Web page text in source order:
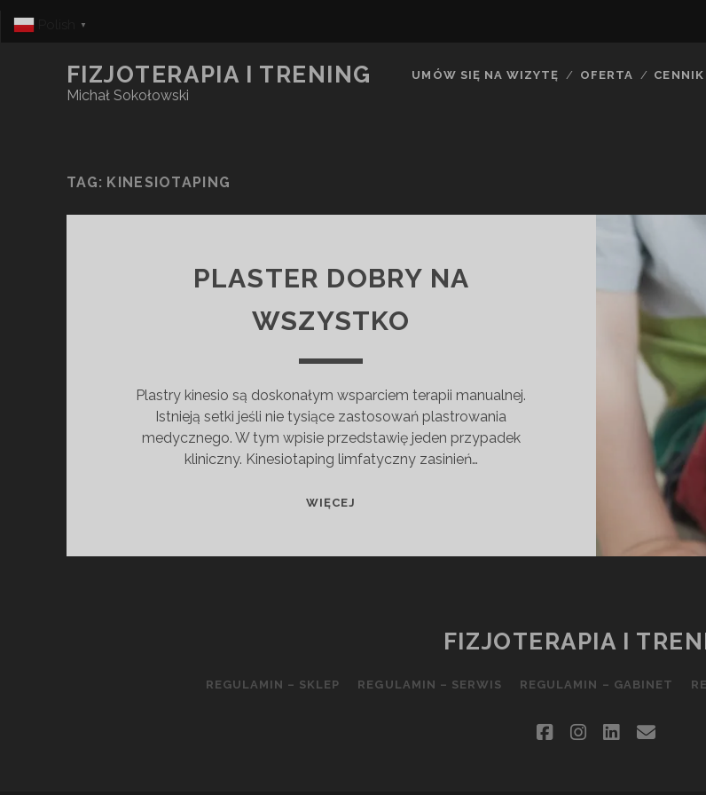
FIZJOTERAPIA I TRENING
Michał Sokołowski
UMÓW SIĘ NA WIZYTĘ OFERTA CENNIK
TAG: KINESIOTAPING
PLASTER DOBRY NA
WSZYSTKO
Plastry kinesio są doskonałym wsparciem terapii manualnej.
Istnieją setki jeśli nie tysiące zastosowań plastrowania
medycznego. W tym wpisie przedstawię jeden przypadek
kliniczny. Kinesiotaping limfatyczny zasinień…
WIĘCEJ
FIZJOTERAPIA I
REGULAMIN – SKLEP REGULAMIN – SERWIS REGULAMIN – GABINET
facebookinstagram
linkedin
email
▼